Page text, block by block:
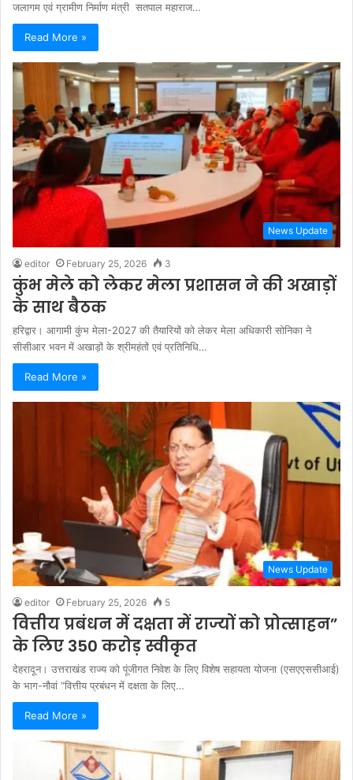
जलागम एवं ग्रामीण निर्माण मंत्री सतपाल महाराज…
Read More »
News Update
editor February 25, 2026 3
कुंभ मेले को लेकर मेला प्रशासन ने की अखाड़ों
के साथ बैठक
हरिद्वार। आगामी कुंभ मेला-2027 की तैयारियों को लेकर मेला अधिकारी सोनिका ने
सीसीआर भवन में अखाड़ों के श्रीमहंतों एवं प्रतिनिधि…
Read More »
News Update
editor February 25, 2026 5
वित्तीय प्रबंधन में दक्षता में राज्यों को प्रोत्साहन”
के लिए 350 करोड़ स्वीकृत
देहरादून। उत्तराखंड राज्य को पूंजीगत निवेश के लिए विशेष सहायता योजना (एसएएससीआई)
के भाग-नौवां “वित्तीय प्रबंधन में दक्षता के लिए…
Read More »